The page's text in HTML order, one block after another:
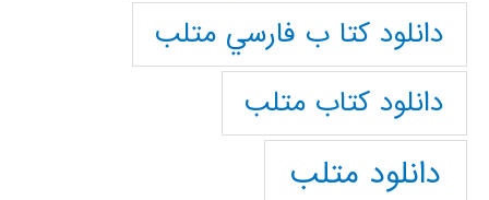
دانلود كتا ب فارسي متلب
دانلود كتاب متلب
دانلود متلب